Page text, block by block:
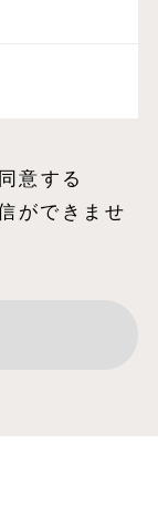
意する
ができませ